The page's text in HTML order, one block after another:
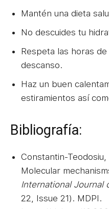
Mantén una dieta
No descuides tu
Respeta las horas
descanso.
Haz un buen
estiramientos así
Bibliografía:
Constantin-
Molecular
International Journal
22, Issue 21). MDPI.